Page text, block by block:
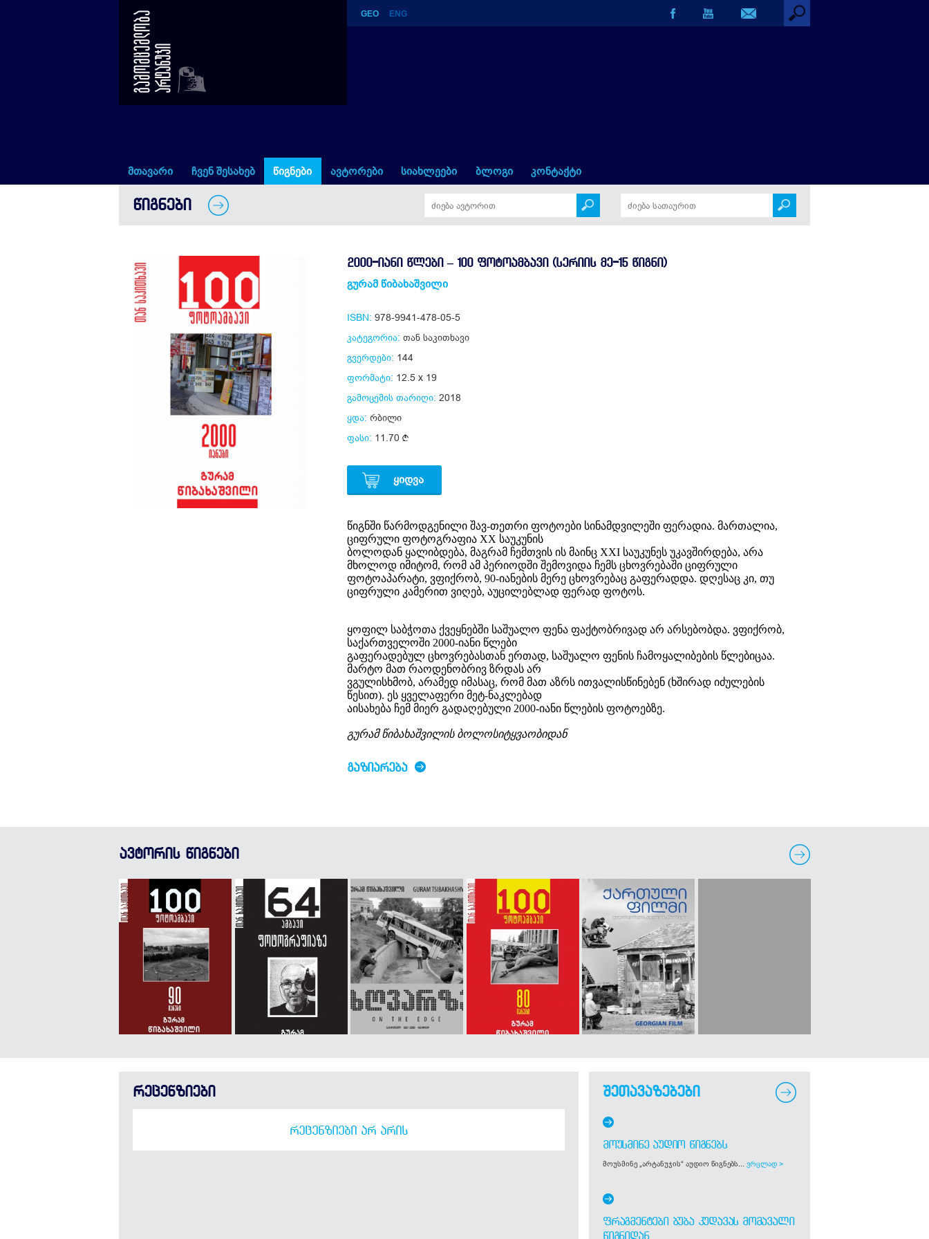
2000-იანი წლები – 100 ფოტოამბავი (სერიის მე-15 წიგნი)
GEO ENG
მთავარი ჩვენ შესახებ წიგნები ავტორები სიახლეები ბლოგი კონტაქტი
ᲬᲘᲒᲜᲔᲑᲘ
2000-ᲘᲐᲜᲘ ᲬᲚᲔᲑᲘ – 100 ᲤᲝᲢᲝᲐᲛᲑᲐᲕᲘ (ᲡᲔᲠᲘᲘᲡ ᲛᲔ-15 ᲬᲘᲒᲜᲘ)
გურამ წიბახაშვილი
ISBN: 978-9941-478-05-5
კატეგორია: თან საკითხავი
გვერდები: 144
ფორმატი: 12.5 x 19
გამოცემის თარიღი: 2018
ყდა: რბილი
ფასი: 11.70
ᲧᲘᲓᲕᲐ
წიგნში წარმოდგენილი შავ-თეთრი ფოტოები სინამდვილეში ფერადია. მართალია,
ციფრული ფოტოგრაფია XX საუკუნის
ბოლოდან ყალიბდება, მაგრამ ჩემთვის ის მაინც XXI საუკუნეს უკავშირდება, არა
მხოლოდ იმიტომ, რომ ამ პერიოდში შემოვიდა ჩემს ცხოვრებაში ციფრული
ფოტოაპარატი, ვფიქრობ, 90-იანების მერე ცხოვრებაც გაფერადდა. დღესაც კი, თუ
ციფრული კამერით ვიღებ, აუცილებლად ფერად ფოტოს.
ყოფილ საბჭოთა ქვეყნებში საშუალო ფენა ფაქტობრივად არ არსებობდა. ვფიქრობ,
საქართველოში 2000-იანი წლები
გაფერადებულ ცხოვრებასთან ერთად, საშუალო ფენის ჩამოყალიბების წლებიცაა.
მარტო მათ რაოდენობრივ ზრდას არ
ვგულისხმობ, არამედ იმასაც, რომ მათ აზრს ითვალისწინებენ (ხშირად იძულების
წესით). ეს ყველაფერი მეტ-ნაკლებად
აისახება ჩემ მიერ გადაღებული 2000-იანი წლების ფოტოებზე.
გურამ წიბახაშვილის ბოლოსიტყვაობიდან
ᲒᲐᲖᲘᲐᲠᲔᲑᲐ
ავტორის წიგნები
რეცენზიები
ᲠᲔᲪᲔᲜᲖᲘᲔᲑᲘ ᲐᲠ ᲐᲠᲘᲡ
შეთავაზებები
ᲛᲝᲣᲡᲛᲘᲜᲔ ᲐᲣᲓᲘᲝ ᲬᲘᲒᲜᲔᲑᲡ
მოუსმინე „არტანუჯის“ აუდიო წიგნებს... ვრცლად >
ᲤᲠᲐᲒᲛᲔᲜᲢᲔᲑᲘ ᲑᲣᲑᲐ ᲙᲣᲓᲐᲕᲐᲡ ᲛᲝᲛᲐᲕᲐᲚᲘ
ᲬᲘᲒᲜᲘᲓᲐᲜ